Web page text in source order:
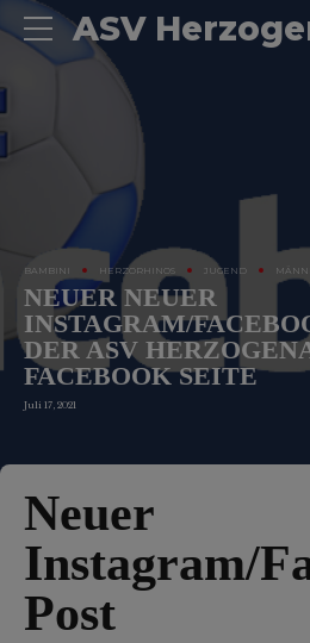
ASV
BAMBINI HERZORHINOS JUGEND
NEUER NEUER
INSTAGRAM/
DER ASV
FACEBOOK SEITE
Juli 17, 2021
Neuer
Instagram/
Post